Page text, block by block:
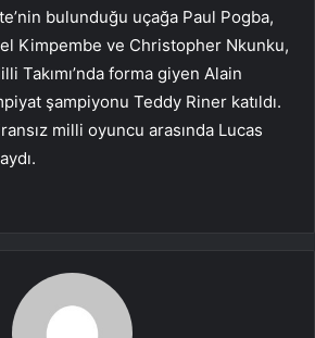
bulunduğu uçağa Paul Pogba,
Kimpembe ve Christopher Nkunku,
Takımı’nda forma giyen Alain
şampiyonu Teddy Riner katıldı.
milli oyuncu arasında Lucas